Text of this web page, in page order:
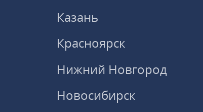
Казань
Красноярск
Нижний Новгород
Новосибирск